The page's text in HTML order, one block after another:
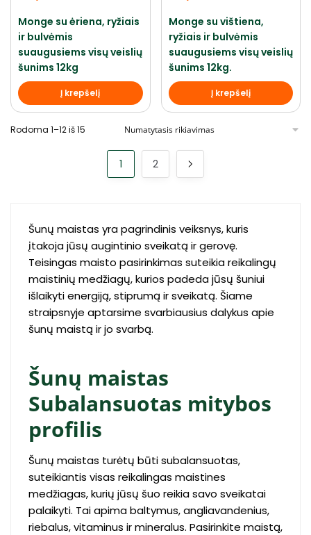
Monge su ėriena, ryžiais
ir bulvėmis
suaugusiems visų veislių
šunims 12kg
Į krepšelį
Monge su vištiena,
ryžiais ir bulvėmis
suaugusiems visų veislių
šunims 12kg.
Į krepšelį
Rodoma 1–12 iš 15
1 2
Šunų maistas yra pagrindinis veiksnys, kuris
įtakoja jūsų augintinio sveikatą ir gerovę.
Teisingas maisto pasirinkimas suteikia reikalingų
maistinių medžiagų, kurios padeda jūsų šuniui
išlaikyti energiją, stiprumą ir sveikatą. Šiame
straipsnyje aptarsime svarbiausius dalykus apie
šunų maistą ir jo svarbą.
Šunų maistas
Subalansuotas mitybos
profilis
Šunų maistas turėtų būti subalansuotas,
suteikiantis visas reikalingas maistines
medžiagas, kurių jūsų šuo reikia savo sveikatai
palaikyti. Tai apima baltymus, angliavandenius,
riebalus, vitaminus ir mineralus. Pasirinkite maistą,